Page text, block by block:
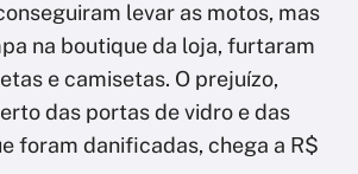
levar as motos, mas
na boutique da loja, furtaram
e camisetas. O prejuízo,
das portas de vidro e das
foram danificadas, chega a R$